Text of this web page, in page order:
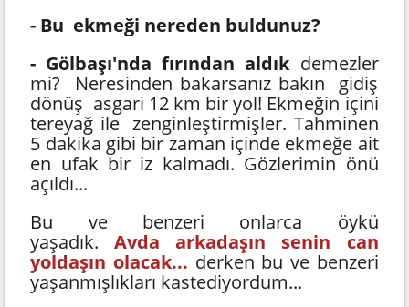
- Bu ekmeği nereden buldunuz?
- Gölbaşı'nda fırından aldıkdemezler
mi? Neresinden bakarsanız bakın gidiş
dönüş asgari 12 km bir yol! Ekmeğin içini
tereyağ ile zenginleştirmişler. Tahminen
5 dakika gibi bir zaman içinde ekmeğe ait
en ufak bir iz kalmadı. Gözlerimin önü
açıldı...
Bu ve benzeri onlarca öykü
yaşadık. Avda arkadaşın senin can
yoldaşın olacak... derken bu ve benzeri
yaşanmışlıkları kastediyordum...